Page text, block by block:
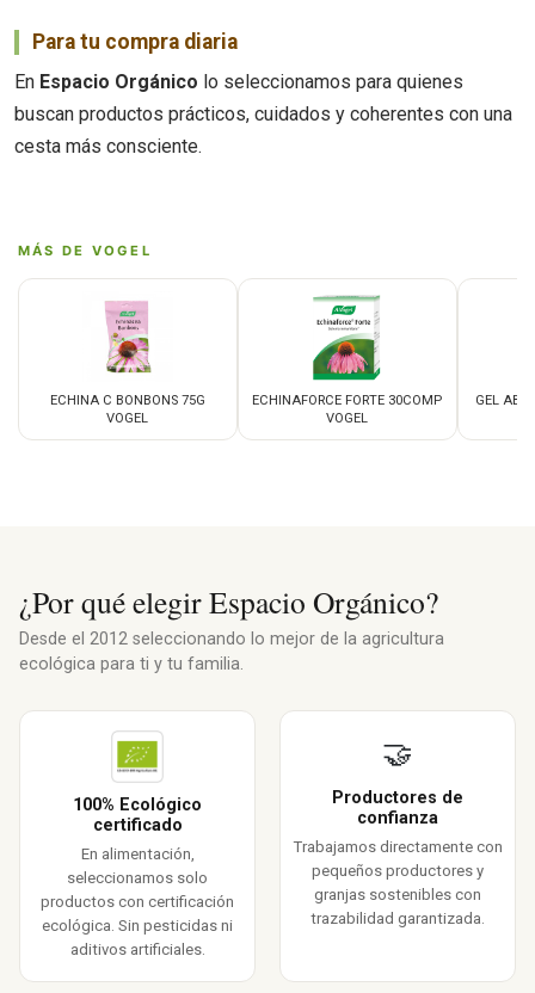
Para tu compra diaria
En Espacio Orgánico lo seleccionamos para quienes
buscan productos prácticos, cuidados y coherentes con una
cesta más consciente.
MÁS DE VOGEL
ECHINA C BONBONS 75G
VOGEL
ECHINAFORCE FORTE 30COMP
VOGEL
GEL
¿Por qué elegir Espacio Orgánico?
Desde el 2012 seleccionando lo mejor de la agricultura
ecológica para ti y tu familia.
100% Ecológico
certificado
En alimentación,
seleccionamos solo
productos con certificación
ecológica. Sin pesticidas ni
aditivos artificiales.
🤝
Productores de
confianza
Trabajamos directamente con
pequeños productores y
granjas sostenibles con
trazabilidad garantizada.